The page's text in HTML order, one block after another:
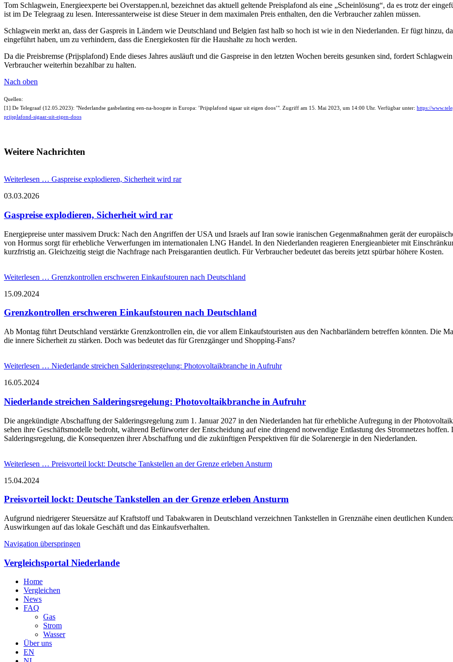
Tom Schlagwein, Energieexperte bei Overstappen.nl, bezeichnet das aktuell geltende Preisplafond als eine „Scheinlösung“, da es trotz der
ist im De Telegraag zu lesen. Interessanterweise ist diese Steuer in dem maximalen Preis enthalten, den die Verbraucher zahlen müssen.
Schlagwein merkt an, dass der Gaspreis in Ländern wie Deutschland und Belgien fast halb so hoch ist wie in den Niederlanden. Er fügt hinzu,
eingeführt haben, um zu verhindern, dass die Energiekosten für die Haushalte zu hoch werden.
Da die Preisbremse (Prijsplafond) Ende dieses Jahres ausläuft und die Gaspreise in den letzten Wochen bereits gesunken sind, fordert
Verbraucher weiterhin bezahlbar zu halten.
Nach oben
Quellen:
[1] De Telegraaf (12.05.2023): "Nederlandse gasbelasting een-na-hoogste in Europa: ’Prijsplafond sigaar uit eigen doos’". Zugriff am 15. Mai 2023, um 14:00 Uhr. Verfügbar unter: https://
prijsplafond-sigaar-uit-eigen-doos
Weitere Nachrichten
Weiterlesen … Gaspreise explodieren, Sicherheit wird rar
03.03.2026
Gaspreise explodieren, Sicherheit wird rar
Energiepreise unter massivem Druck: Nach den Angriffen der USA und Israels auf Iran sowie iranischen Gegenmaßnahmen gerät der
von Hormus sorgt für erhebliche Verwerfungen im internationalen LNG Handel. In den Niederlanden reagieren Energieanbieter mit
kurzfristig an. Gleichzeitig steigt die Nachfrage nach Preisgarantien deutlich. Für Verbraucher bedeutet das bereits jetzt spürbar höhere Kosten.
Weiterlesen … Grenzkontrollen erschweren Einkaufstouren nach Deutschland
15.09.2024
Grenzkontrollen erschweren Einkaufstouren nach Deutschland
Ab Montag führt Deutschland verstärkte Grenzkontrollen ein, die vor allem Einkaufstouristen aus den Nachbarländern betreffen könnten. Die
die innere Sicherheit zu stärken. Doch was bedeutet das für Grenzgänger und Shopping-Fans?
Weiterlesen … Niederlande streichen Salderingsregelung: Photovoltaikbranche in Aufruhr
16.05.2024
Niederlande streichen Salderingsregelung: Photovoltaikbranche in Aufruhr
Die angekündigte Abschaffung der Salderingsregelung zum 1. Januar 2027 in den Niederlanden hat für erhebliche Aufregung in der
sehen ihre Geschäftsmodelle bedroht, während Befürworter der Entscheidung auf eine dringend notwendige Entlastung des Stromnetzes
Salderingsregelung, die Konsequenzen ihrer Abschaffung und die zukünftigen Perspektiven für die Solarenergie in den Niederlanden.
Weiterlesen … Preisvorteil lockt: Deutsche Tankstellen an der Grenze erleben Ansturm
15.04.2024
Preisvorteil lockt: Deutsche Tankstellen an der Grenze erleben Ansturm
Aufgrund niedrigerer Steuersätze auf Kraftstoff und Tabakwaren in Deutschland verzeichnen Tankstellen in Grenznähe einen deutlichen
Auswirkungen auf das lokale Geschäft und das Einkaufsverhalten.
Navigation überspringen
Vergleichsportal Niederlande
Home
Vergleichen
News
FAQ
Gas
Strom
Wasser
Über uns
EN